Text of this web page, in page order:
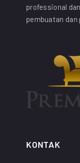
professional
pembuatan dan
KONTAK